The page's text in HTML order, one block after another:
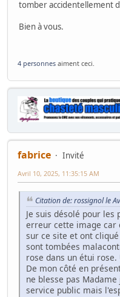
tomber accidentellement
Bien à vous.
4 personnes aiment ceci.
fabrice
Invité
Avril 10, 2025, 11:35:15 AM
Citation de: rossignol le
Je suis désolé pour
erreur cette image car
sur ce site et ont
sont tombées
rose dans un étui
De mon côté en
ne blesse pas
service public mais